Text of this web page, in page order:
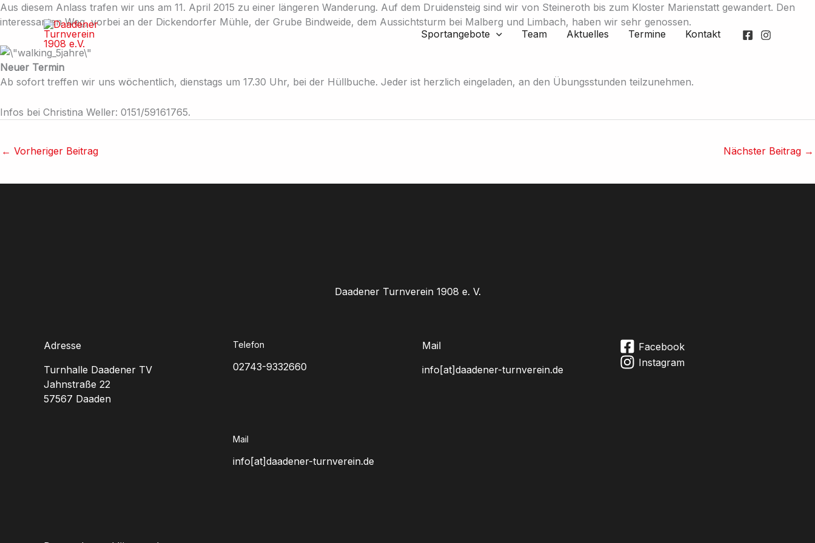
Zum
Inhalt
Sportangebote Team Aktuelles Termine Kontakt
Aus diesem Anlass trafen wir uns am 11. April 2015 zu einer längeren Wanderung. Auf dem Druidensteig sind wir von Steineroth bis zum Kloster Marienstatt gewandert. Den
interessanten Weg, vorbei an der Dickendorfer Mühle, der Grube Bindweide, dem Aussichtsturm bei Malberg und Limbach, haben wir sehr genossen.
Neuer Termin
Ab sofort treffen wir uns wöchentlich, dienstags um 17.30 Uhr, bei der Hüllbuche. Jeder ist herzlich eingeladen, an den Übungsstunden teilzunehmen.
Infos bei Christina Weller: 0151/59161765.
← Vorheriger Beitrag Nächster Beitrag →
Daadener Turnverein 1908 e. V.
Adresse
Turnhalle Daadener TV
Jahnstraße 22
57567 Daaden
Telefon
02743-9332660
Mail
info[at]daadener-turnverein.de
Mail
info[at]daadener-turnverein.de
Facebook
Instagram